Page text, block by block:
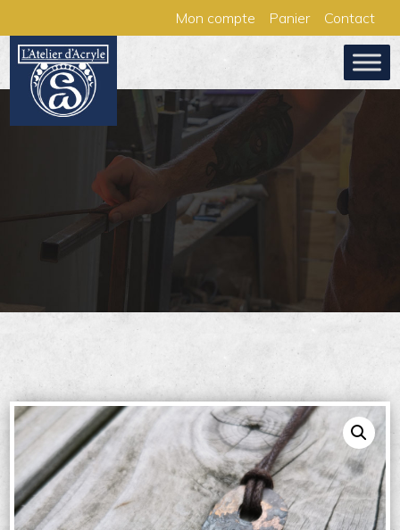
au
contenu
Mon compte Panier Contact
Panneau de gestion des cookies